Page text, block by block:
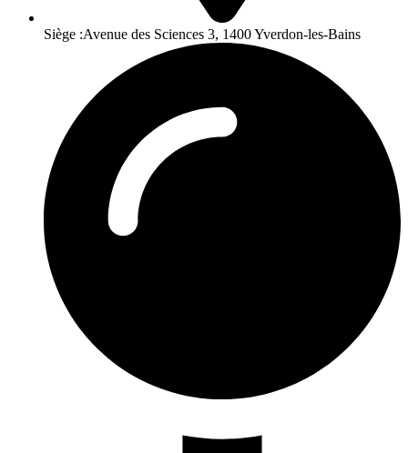
Siège :Avenue des Sciences 3, 1400 Yverdon-les-Bains